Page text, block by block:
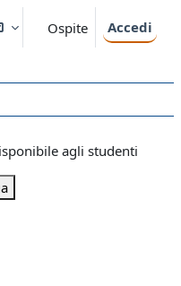
Ospite Accedi
agli studenti